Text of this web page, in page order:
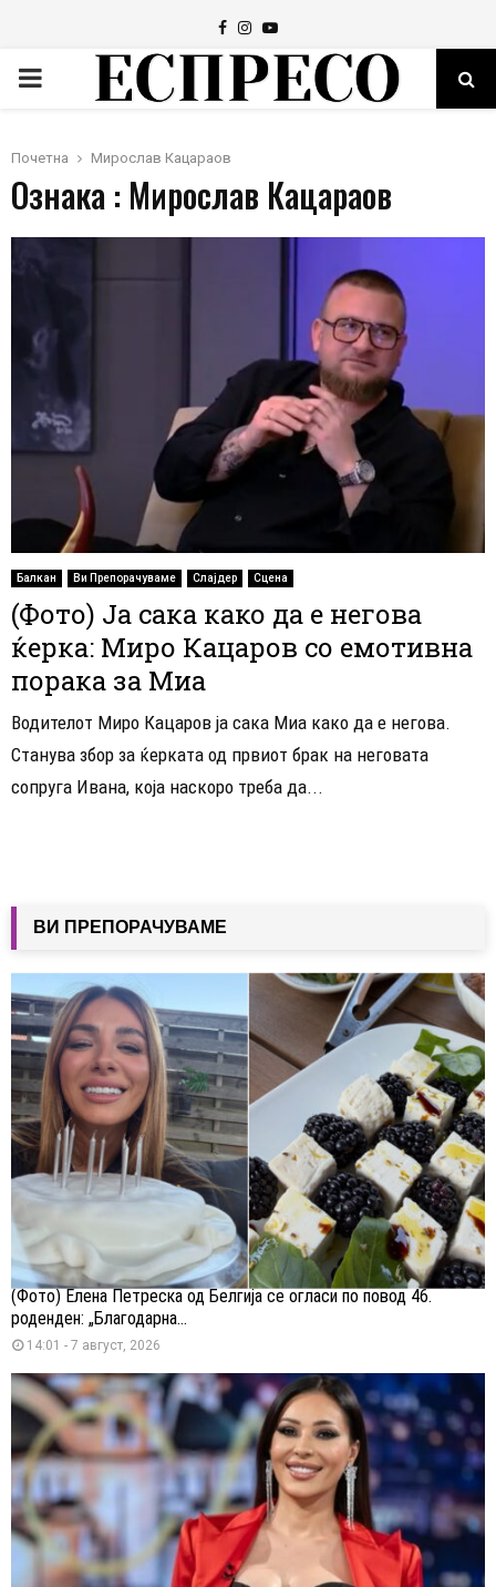
Facebook
Instagram
Youtube
PRIMARY
Почетна Мирослав Кацараов
Ознака : Мирослав Кацараов
Балкан Ви Препорачуваме Слајдер Сцена
(Фото) Ја сака како да е негова
ќерка: Миро Кацаров со емотивна
порака за Миа
Водителот Миро Кацаров ја сака Миа како да е негова.
Станува збор за ќерката од првиот брак на неговата
сопруга Ивана, која наскоро треба да...
ВИ ПРЕПОРАЧУВАМЕ
(Фото) Елена Петреска од Белгија се огласи по повод 46.
роденден: „Благодарна...
14:01 - 7 август, 2026